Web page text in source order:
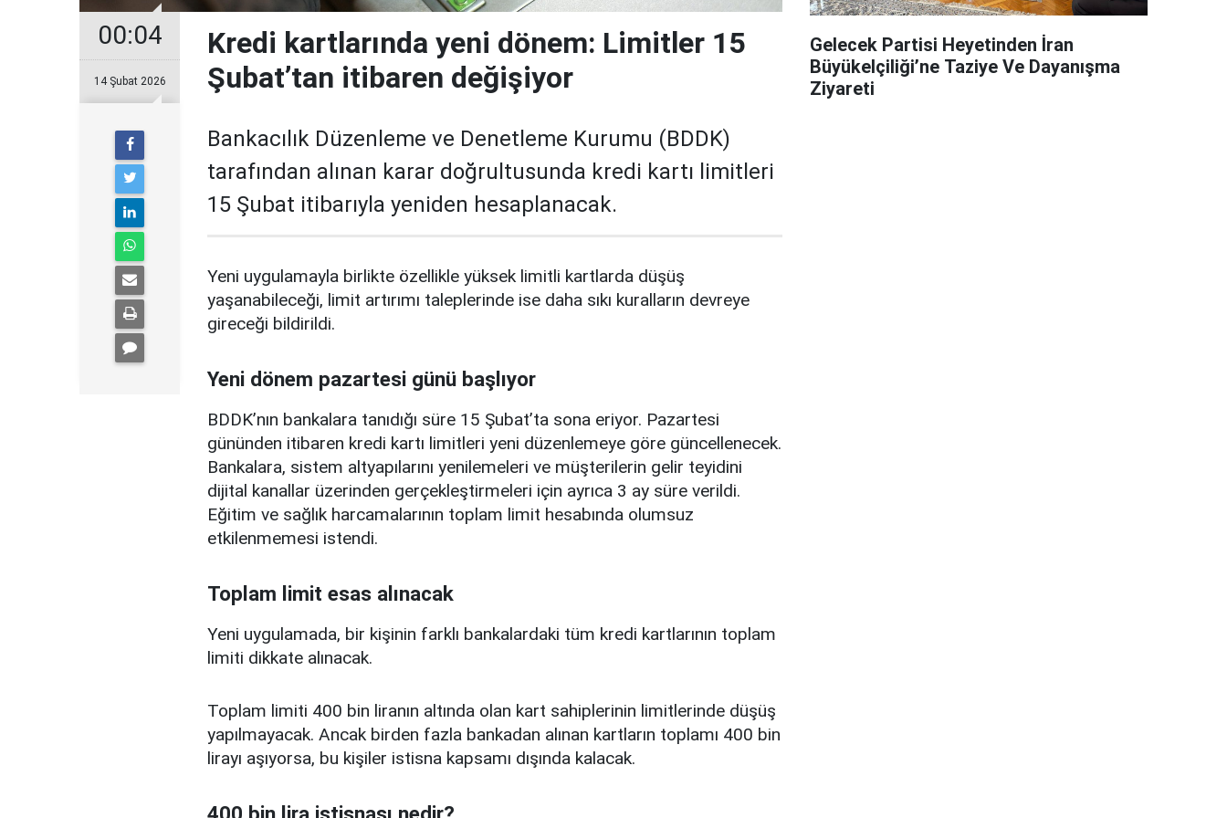
00:04
14 Şubat 2026
Kredi kartlarında yeni dönem: Limitler 15
Şubat’tan itibaren değişiyor
Bankacılık Düzenleme ve Denetleme Kurumu (BDDK)
tarafından alınan karar doğrultusunda kredi kartı limitleri
15 Şubat itibarıyla yeniden hesaplanacak.
Yeni uygulamayla birlikte özellikle yüksek limitli kartlarda düşüş
yaşanabileceği, limit artırımı taleplerinde ise daha sıkı kuralların devreye
gireceği bildirildi.
Yeni dönem pazartesi günü başlıyor
BDDK’nın bankalara tanıdığı süre 15 Şubat’ta sona eriyor. Pazartesi
gününden itibaren kredi kartı limitleri yeni düzenlemeye göre güncellenecek.
Bankalara, sistem altyapılarını yenilemeleri ve müşterilerin gelir teyidini
dijital kanallar üzerinden gerçekleştirmeleri için ayrıca 3 ay süre verildi.
Eğitim ve sağlık harcamalarının toplam limit hesabında olumsuz
etkilenmemesi istendi.
Toplam limit esas alınacak
Yeni uygulamada, bir kişinin farklı bankalardaki tüm kredi kartlarının toplam
limiti dikkate alınacak.
Toplam limiti 400 bin liranın altında olan kart sahiplerinin limitlerinde düşüş
yapılmayacak. Ancak birden fazla bankadan alınan kartların toplamı 400 bin
lirayı aşıyorsa, bu kişiler istisna kapsamı dışında kalacak.
Gelecek Partisi Heyetinden İran
Büyükelçiliği’ne Taziye Ve Dayanışma
Ziyareti